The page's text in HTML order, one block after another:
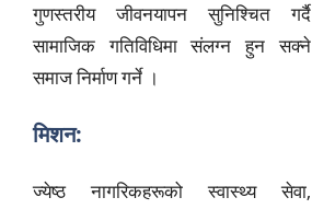
गुणस्तरीय जीवनयापन सुनिश्चित गर्दै
सामाजिक गतिविधिमा संलग्न हुन सक्ने
समाज निर्माण गर्ने ।
मिशन:
ज्येष्ठ नागरिकहरूको स्वास्थ्य सेवा,